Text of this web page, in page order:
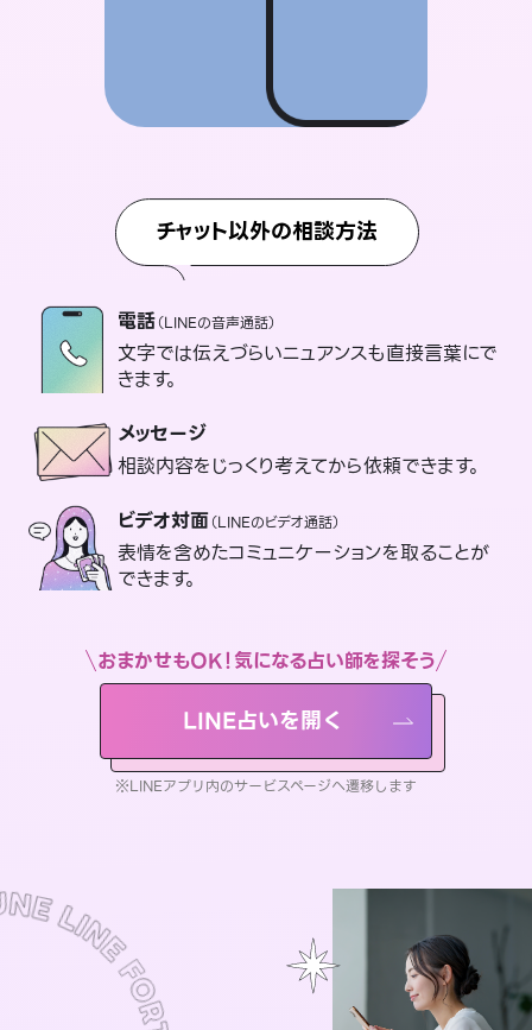
チャット以外の相談方法
電話（LINEの音声通話）
文字では伝えづらいニュアンスも直接言葉にで
きます。
メッセージ
相談内容をじっくり考えてから依頼できます。
ビデオ対面（LINEのビデオ通話）
表情を含めたコミュニケーションを取ることが
できます。
おまかせもOK！気になる占い師を探そう
LINE占いを開く
※LINEアプリ内のサービスページへ遷移します